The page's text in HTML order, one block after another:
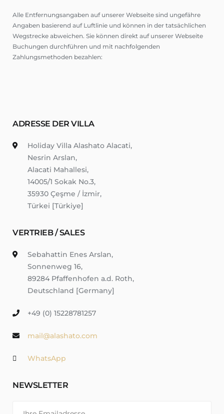
Alle Entfernungsangaben auf unserer Webseite sind ungefähre
Angaben basierend auf Luftlinie und können in der tatsächlichen
Wegstrecke abweichen. Sie können direkt auf unserer Webseite
Buchungen durchführen und mit nachfolgenden
Zahlungsmethoden bezahlen:
ADRESSE DER VILLA
Holiday Villa Alashato Alacati,
Nesrin Arslan,
Alacati Mahallesi,
14005/1 Sokak No.3,
35930 Çeşme / İzmir,
Türkei [Türkiye]
VERTRIEB / SALES
Sebahattin Enes Arslan,
Sonnenweg 16,
89284 Pfaffenhofen a.d. Roth,
Deutschland [Germany]
+49 (0) 15228781257
mail@alashato.com
WhatsApp
NEWSLETTER